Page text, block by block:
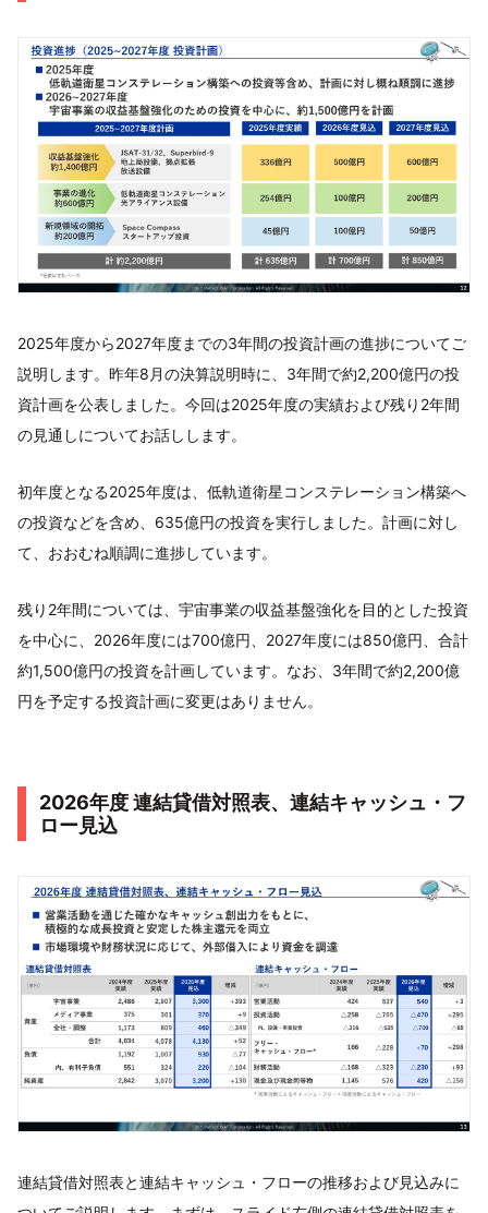
2025年度から2027年度までの3年間の投資計画の進捗についてご
説明します。昨年8月の決算説明時に、3年間で約2,200億円の投
資計画を公表しました。今回は2025年度の実績および残り2年間
の見通しについてお話しします。
初年度となる2025年度は、低軌道衛星コンステレーション構築へ
の投資などを含め、635億円の投資を実行しました。計画に対し
て、おおむね順調に進捗しています。
残り2年間については、宇宙事業の収益基盤強化を目的とした投資
を中心に、2026年度には700億円、2027年度には850億円、合計
約1,500億円の投資を計画しています。なお、3年間で約2,200億
円を予定する投資計画に変更はありません。
2026年度 連結貸借対照表、連結キャッシュ・フ
ロー見込
連結貸借対照表と連結キャッシュ・フローの推移および見込みに